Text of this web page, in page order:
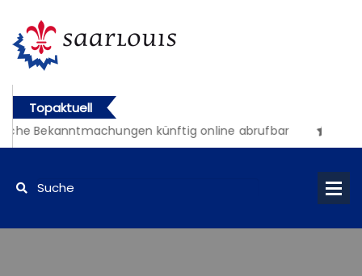
Topaktuell
Bekanntmachungen künftig online abrufbar